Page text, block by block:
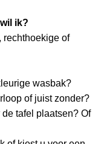
ik?
rechthoekige of
wasbak?
of juist zonder?
tafel plaatsen? Of